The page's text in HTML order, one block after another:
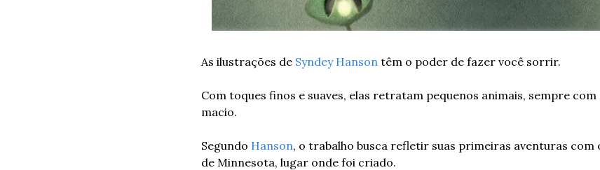
As ilustrações de Syndey Hanson têm o poder de fazer você sorrir.
Com toques finos e suaves, elas retratam pequenos animais, sempre
macio.
Segundo Hanson, o trabalho busca refletir suas primeiras aventuras com
de Minnesota, lugar onde foi criado.